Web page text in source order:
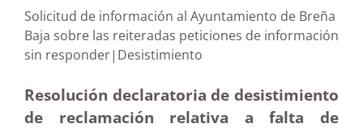
Solicitud de información al Ayuntamiento de Breña
Baja sobre las reiteradas peticiones de información
sin responder|Desistimiento
Resolución declaratoria de desistimiento
de reclamación relativa a falta de